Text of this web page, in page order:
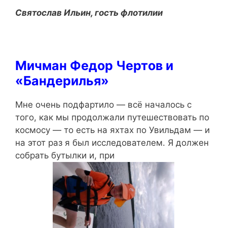
Святослав Ильин, гость флотилии
Мичман Федор Чертов и
«Бандерилья»
Мне очень подфартило — всё началось с
того, как мы продолжали путешествовать по
космосу — то есть на яхтах по Увильдам — и
на этот раз я был исследователем. Я должен
собрать бутылки и, при